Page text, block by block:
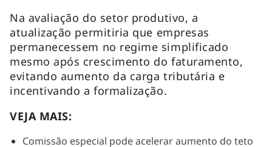
Na avaliação do setor produtivo, a
atualização permitiria que empresas
permanecessem no regime simplificado
mesmo após crescimento do faturamento,
evitando aumento da carga tributária e
incentivando a formalização.
VEJA MAIS:
Comissão especial pode acelerar aumento do teto